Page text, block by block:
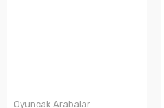
Oyuncak Arabalar